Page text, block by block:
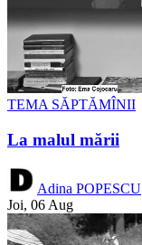
TEMA SĂPTĂMÎNII
La malul mării
Adina POPESCU
Joi, 06 Aug